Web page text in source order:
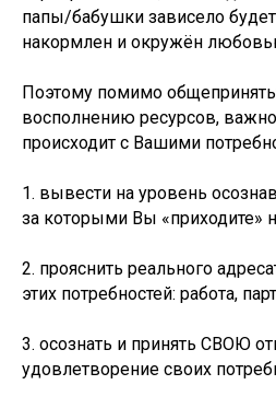
папы/бабушки зависело будет
накормлен и окружён
Поэтому помимо
восполнению ресурсов,
происходит с Вашими
1. вывести на уровень
за которыми Вы «приходите»
2. прояснить реального
этих потребностей: работа,
3. осознать и принять СВОЮ
удовлетворение своих